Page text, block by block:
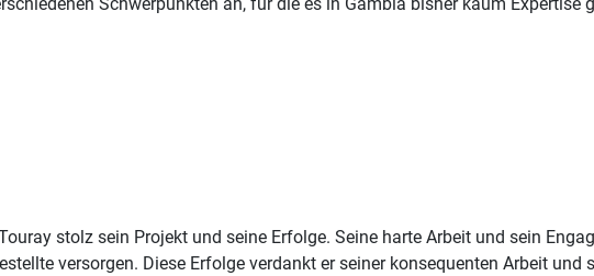
Schwerpunkten an, für die es in Gambia bisher kaum Expertise
stolz sein Projekt und seine Erfolge. Seine harte Arbeit und sein
versorgen. Diese Erfolge verdankt er seiner konsequenten Arbeit und